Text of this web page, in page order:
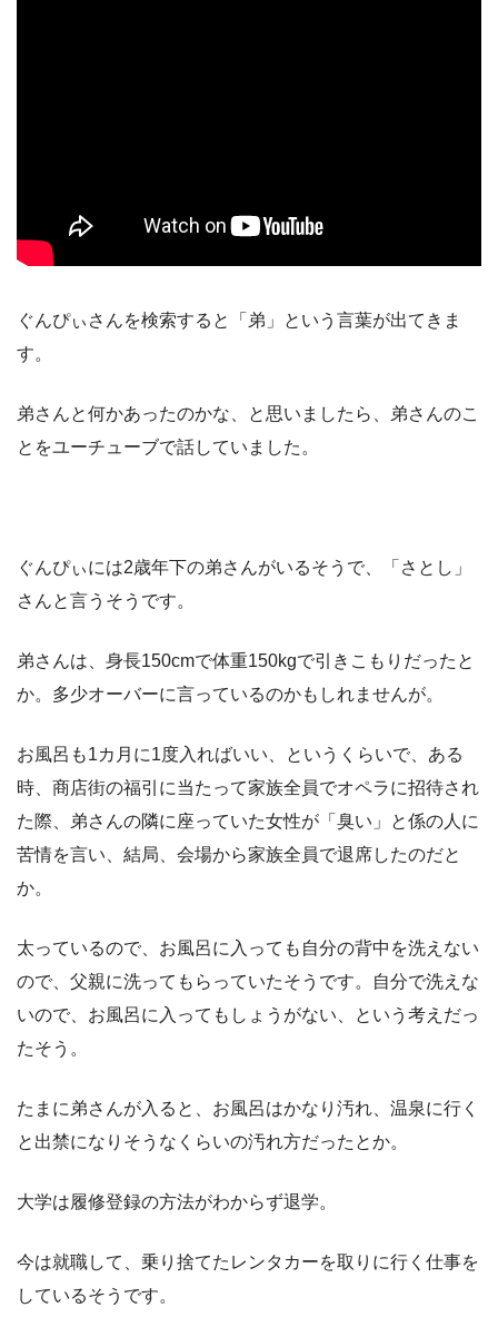
ぐんぴぃさんを検索すると「弟」という言葉が出てきま
す。
弟さんと何かあったのかな、と思いましたら、弟さんのこ
とをユーチューブで話していました。
ぐんぴぃには2歳年下の弟さんがいるそうで、「さとし」
さんと言うそうです。
弟さんは、身長150cmで体重150kgで引きこもりだったと
か。多少オーバーに言っているのかもしれませんが。
お風呂も1カ月に1度入ればいい、というくらいで、ある
時、商店街の福引に当たって家族全員でオペラに招待され
た際、弟さんの隣に座っていた女性が「臭い」と係の人に
苦情を言い、結局、会場から家族全員で退席したのだと
か。
太っているので、お風呂に入っても自分の背中を洗えない
ので、父親に洗ってもらっていたそうです。自分で洗えな
いので、お風呂に入ってもしょうがない、という考えだっ
たそう。
たまに弟さんが入ると、お風呂はかなり汚れ、温泉に行く
と出禁になりそうなくらいの汚れ方だったとか。
大学は履修登録の方法がわからず退学。
今は就職して、乗り捨てたレンタカーを取りに行く仕事を
しているそうです。